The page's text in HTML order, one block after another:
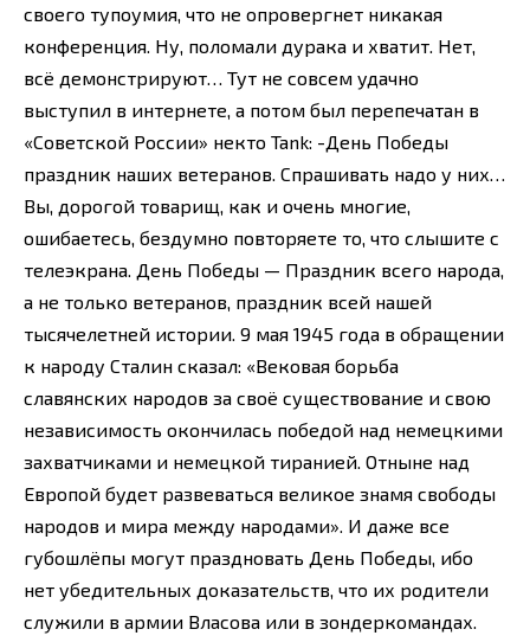
своего тупоумия, что не опровергнет никакая
конференция. Ну, поломали дурака и хватит. Нет,
всё демонстрируют… Тут не совсем удачно
выступил в интернете, а потом был перепечатан в
«Советской России» некто Tank: -День Победы
праздник наших ветеранов. Спрашивать надо у них…
Вы, дорогой товарищ, как и очень многие,
ошибаетесь, бездумно повторяете то, что слышите с
телеэкрана. День Победы — Праздник всего народа,
а не только ветеранов, праздник всей нашей
тысячелетней истории. 9 мая 1945 года в обращении
к народу Сталин сказал: «Вековая борьба
славянских народов за своё существование и свою
независимость окончилась победой над немецкими
захватчиками и немецкой тиранией. Отныне над
Европой будет развеваться великое знамя свободы
народов и мира между народами». И даже все
губошлёпы могут праздновать День Победы, ибо
нет убедительных доказательств, что их родители
служили в армии Власова или в зондеркомандах.